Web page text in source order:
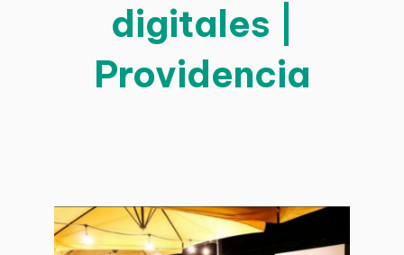
digitales |
Providencia